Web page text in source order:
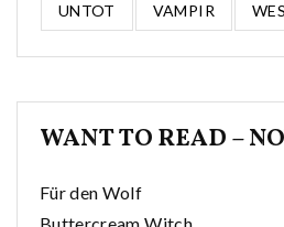
UNTOT VAMPIR
WANT TO READ –
Für den Wolf